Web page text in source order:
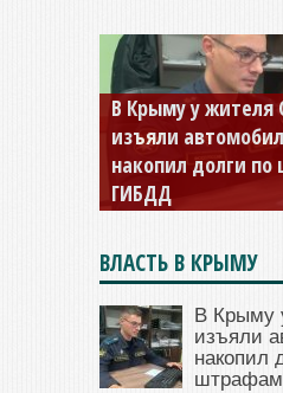
Севастопольская
заплатила 877
долга —
ВЛАСТЬ В КРЫМУ
В Крыму
изъяли
накопил